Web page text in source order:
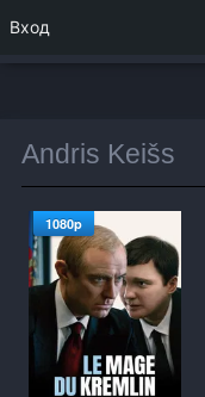
Andris Keišs
1080p
Вход